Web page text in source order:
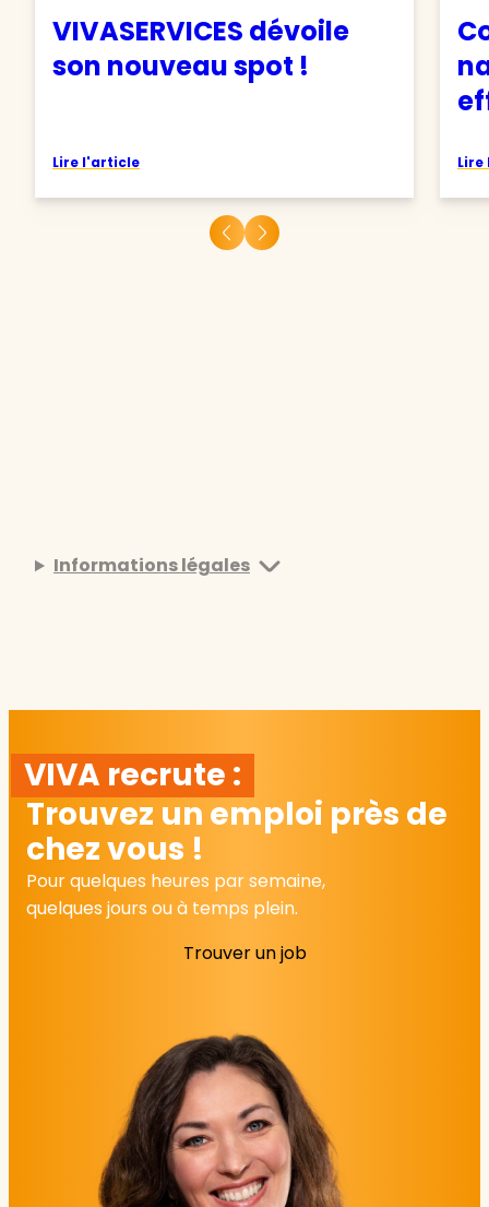
VIVASERVICES dévoile
son nouveau spot !
Lire l'article
Informations légales
VIVA recrute :
Trouvez un emploi près de
chez vous !
Pour quelques heures par semaine,
quelques jours ou à temps plein.
Trouver un job